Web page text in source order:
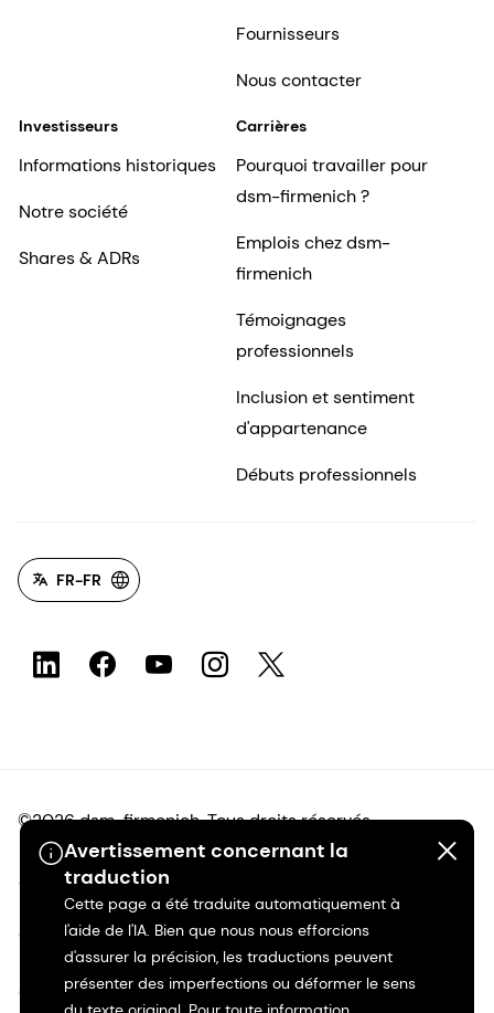
Avertissement concernant la
traduction
Cette page a été traduite automatiquement à
l'aide de l'IA. Bien que nous nous efforcions
d'assurer la précision, les traductions peuvent
présenter des imperfections ou déformer le sens
Fournisseurs
Nous contacter
Investisseurs
Informations historiques
Notre société
Shares & ADRs
Carrières
Pourquoi travailler pour
dsm-firmenich ?
Emplois chez dsm-
firmenich
Témoignages
professionnels
Inclusion et sentiment
d'appartenance
Débuts professionnels
FR-FR
©2026 dsm-firmenich. Tous droits réservés.
Avis de confidentialité
Conditions d'utilisation
Conditions d'utilisation